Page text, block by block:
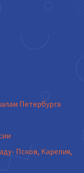
Петербурга
Псков, Карелия,